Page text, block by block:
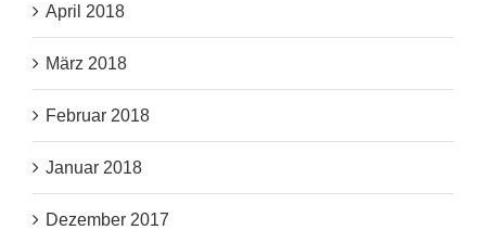
April 2018
März 2018
Februar 2018
Januar 2018
Dezember 2017